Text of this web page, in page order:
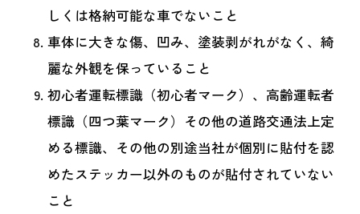
しくは格納可能な車でないこと
車体に大きな傷、凹み、塗装剥がれがなく、綺
麗な外観を保っていること
初心者運転標識（初心者マーク）、高齢運転者
標識（四つ葉マーク）その他の道路交通法上定
める標識、その他の別途当社が個別に貼付を認
めたステッカー以外のものが貼付されていない
こと